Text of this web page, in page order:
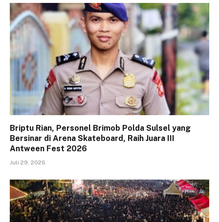
Briptu Rian, Personel Brimob Polda Sulsel yang
Bersinar di Arena Skateboard, Raih Juara III
Antween Fest 2026
Juli 29, 2026